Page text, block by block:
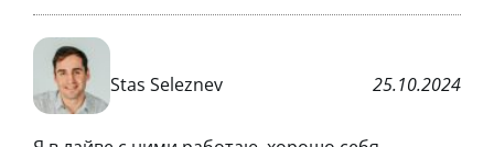
Stas Seleznev 25.10.2024